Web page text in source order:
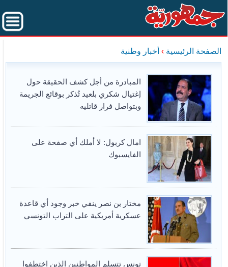
الصفحة الرئيسية › أخبار وطنية
المبادرة من أجل كشف الحقيقة حول
إغتيال شكري بلعيد تُذكر بوقائع الجريمة
وبتواصل فرار قاتليه
امال كربول: لا أملك أي صفحة على
الفايسبوك
مختار بن نصر ينفي خبر وجود أي قاعدة
عسكرية أمريكية على التراب التونسي
تونس تتسلم المواطنين الذين اختطفوا